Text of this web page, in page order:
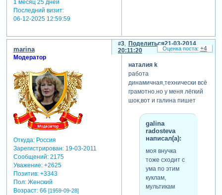
1 месяц 25 дней
Последний визит:
06-12-2025 12:59:59
Поделиться
3
21-03-2014
20:11:20
marina
Модератор
Откуда:Россия
Зарегистрирован: 19-03-2011
Сообщений:2175
Уважение: +2625
Позитив: +3343
Пол:Женский
Возраст:66 [1959-09-28]
наталия k
работа
динамичная,технически всё
грамотно.но у меня лёгкий
шок,вот и галина пишет
galina
radosteva
написал(а):
моя внучка
тоже сходит с
ума по этим
куклам,
мультикам
+4